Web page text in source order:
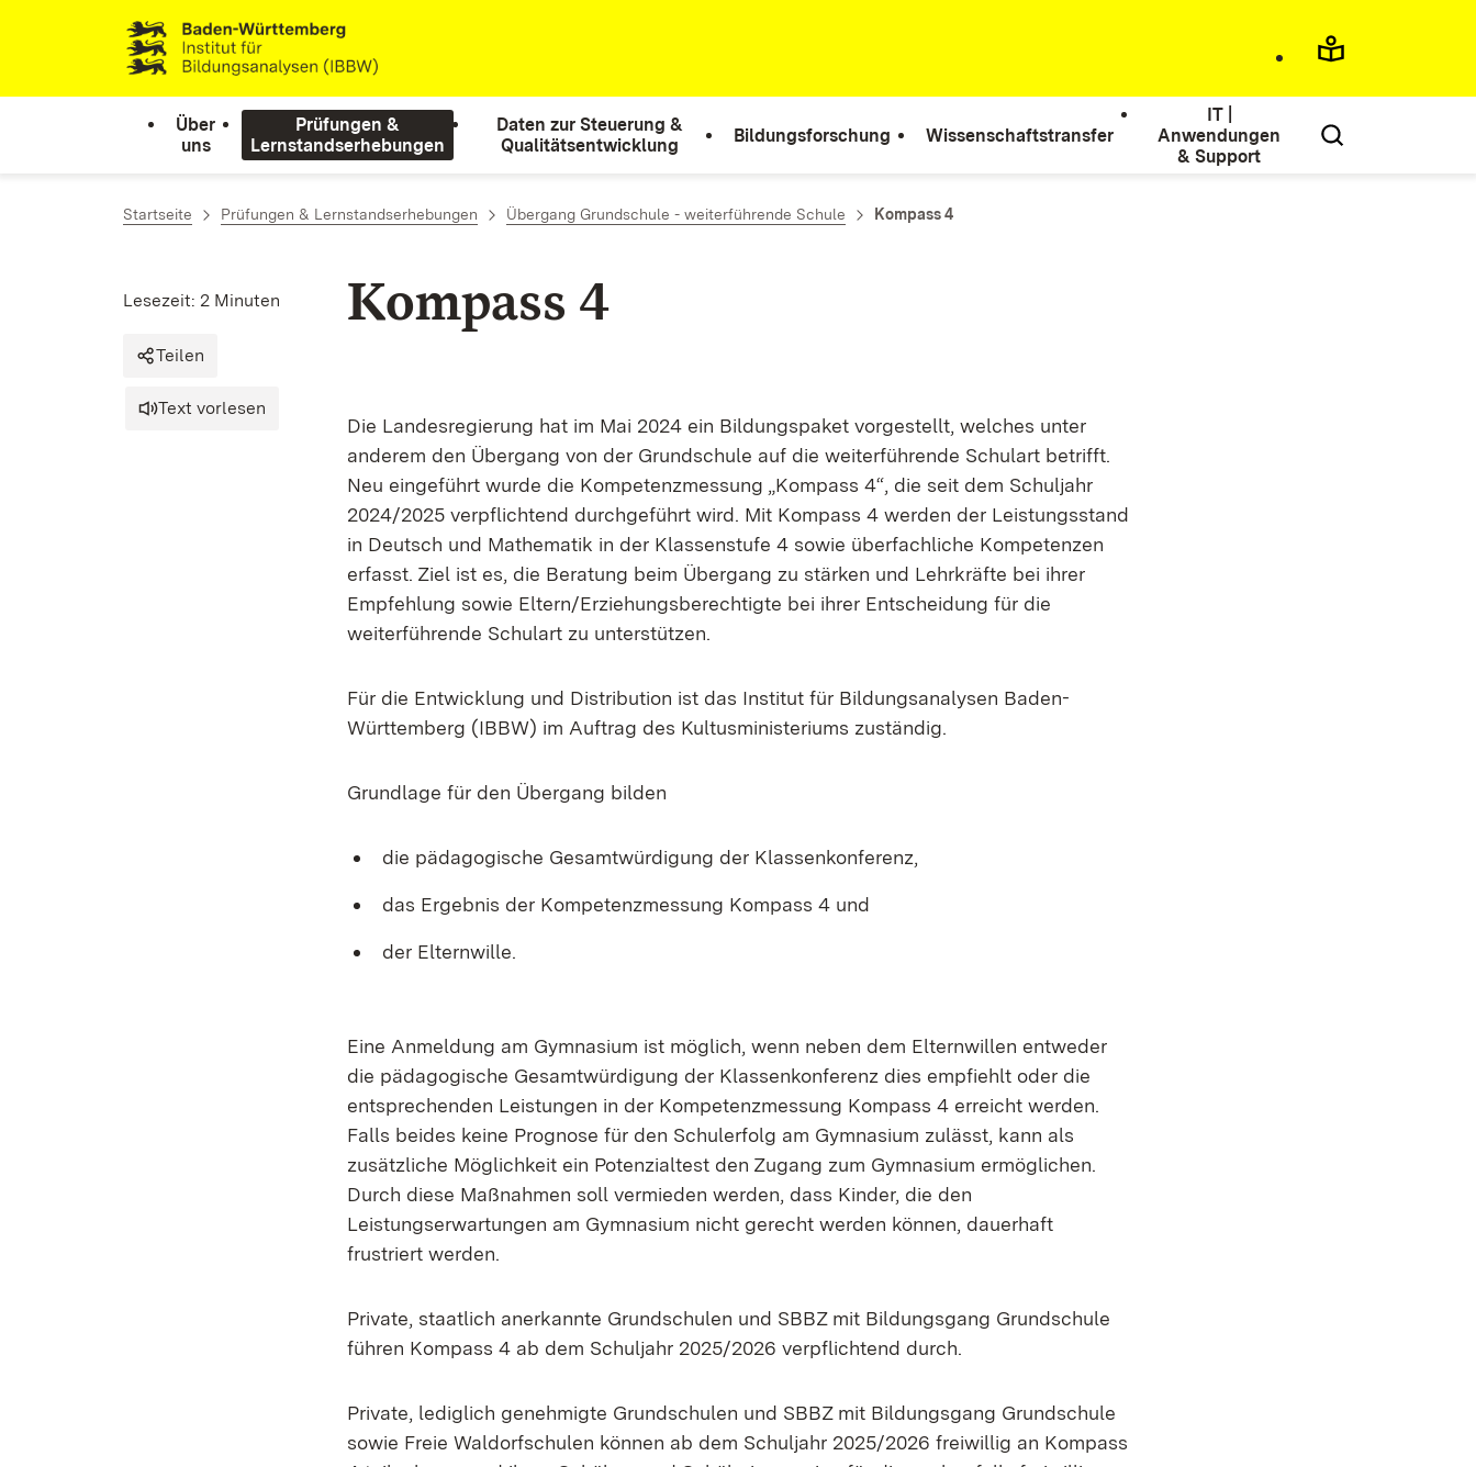
Zum Inhalt springen
Link zur Startseite
Über
uns
Prüfungen &
Lernstandserhebungen
Daten zur Steuerung &
Qualitätsentwicklung
Bildungsforschung Wissenschaftstransfer
IT |
Anwendungen
& Support
Startseite Prüfungen & Lernstandserhebungen Übergang Grundschule - weiterführende Schule Kompass 4
Kompass 4
Lesezeit: 2 Minuten
Teilen
Text vorlesen
Die Landesregierung hat im Mai 2024 ein Bildungspaket vorgestellt, welches unter
anderem den Übergang von der Grundschule auf die weiterführende Schulart betrifft.
Neu eingeführt wurde die Kompetenzmessung „Kompass 4“, die seit dem Schuljahr
2024/2025 verpflichtend durchgeführt wird. Mit Kompass 4 werden der Leistungsstand
in Deutsch und Mathematik in der Klassenstufe 4 sowie überfachliche Kompetenzen
erfasst. Ziel ist es, die Beratung beim Übergang zu stärken und Lehrkräfte bei ihrer
Empfehlung sowie Eltern/Erziehungsberechtigte bei ihrer Entscheidung für die
weiterführende Schulart zu unterstützen.
Für die Entwicklung und Distribution ist das Institut für Bildungsanalysen Baden-
Württemberg (IBBW) im Auftrag des Kultusministeriums zuständig.
Grundlage für den Übergang bilden
die pädagogische Gesamtwürdigung der Klassenkonferenz,
das Ergebnis der Kompetenzmessung Kompass 4 und
der Elternwille.
Eine Anmeldung am Gymnasium ist möglich, wenn neben dem Elternwillen entweder
die pädagogische Gesamtwürdigung der Klassenkonferenz dies empfiehlt oder die
entsprechenden Leistungen in der Kompetenzmessung Kompass 4 erreicht werden.
Falls beides keine Prognose für den Schulerfolg am Gymnasium zulässt, kann als
zusätzliche Möglichkeit ein Potenzialtest den Zugang zum Gymnasium ermöglichen.
Durch diese Maßnahmen soll vermieden werden, dass Kinder, die den
Leistungserwartungen am Gymnasium nicht gerecht werden können, dauerhaft
frustriert werden.
Private, staatlich anerkannte Grundschulen und SBBZ mit Bildungsgang Grundschule
führen Kompass 4 ab dem Schuljahr 2025/2026 verpflichtend durch.
Private, lediglich genehmigte Grundschulen und SBBZ mit Bildungsgang Grundschule
sowie Freie Waldorfschulen können ab dem Schuljahr 2025/2026 freiwillig an Kompass